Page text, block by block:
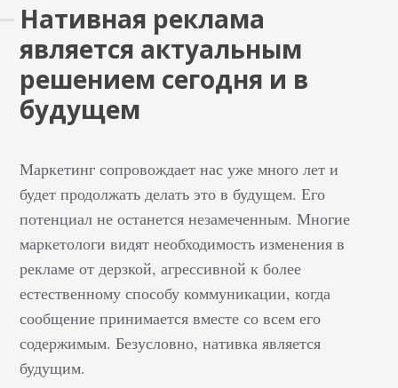
Нативная реклама
является актуальным
решением сегодня и в
будущем
Маркетинг сопровождает нас уже много лет и
будет продолжать делать это в будущем. Его
потенциал не останется незамеченным. Многие
маркетологи видят необходимость изменения в
рекламе от дерзкой, агрессивной к более
естественному способу коммуникации, когда
сообщение принимается вместе со всем его
содержимым. Безусловно, нативка является
будущим.